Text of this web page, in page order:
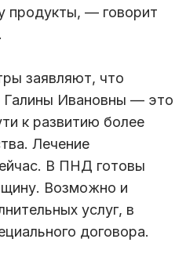
продукты, — говорит
заявляют, что
Галины Ивановны — это
к развитию более
Лечение
В ПНД готовы
Возможно и
услуг, в
договора.